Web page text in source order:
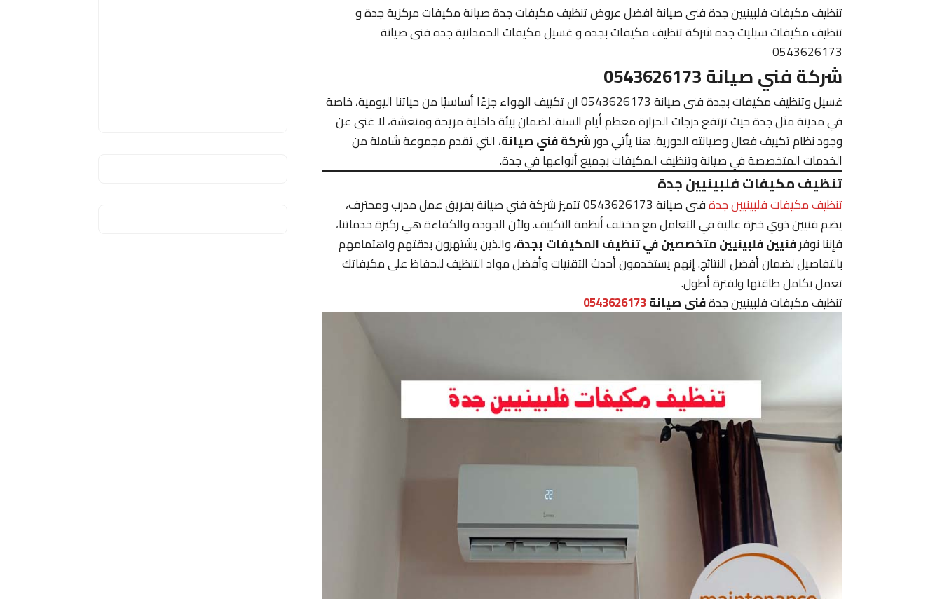
تنظيف مكيفات فلبينيين جدة فنى صيانة افضل عروض تنظيف مكيفات جدة صيانة مكيفات مركزية جدة و
تنظيف مكيفات سبليت جده شركة تنظيف مكيفات بجده و غسيل مكيفات الحمدانية جده فنى صيانة
0543626173
شركة فني صيانة 0543626173
غسيل وتنظيف مكيفات بجدة فنى صيانة 0543626173 ان تكييف الهواء جزءًا أساسيًا من حياتنا اليومية، خاصة
في مدينة مثل جدة حيث ترتفع درجات الحرارة معظم أيام السنة. لضمان بيئة داخلية مريحة ومنعشة، لا غنى عن
وجود نظام تكييف فعال وصيانته الدورية. هنا يأتي دورشركة فني صيانة، التي تقدم مجموعة شاملة من
الخدمات المتخصصة في صيانة وتنظيف المكيفات بجميع أنواعها في جدة.
تنظيف مكيفات فلبينيين جدة
تنظيف مكيفات فلبينيين جدة
فنى صيانة 0543626173 تتميز شركة فني صيانة بفريق عمل مدرب ومحترف،
يضم فنيين ذوي خبرة عالية في التعامل مع مختلف أنظمة التكييف. ولأن الجودة والكفاءة هي ركيزة خدماتنا،
فإننا نوفرفنيين فلبينيين متخصصين في تنظيف المكيفات بجدة، والذين يشتهرون بدقتهم واهتمامهم
بالتفاصيل لضمان أفضل النتائج. إنهم يستخدمون أحدث التقنيات وأفضل مواد التنظيف للحفاظ على مكيفاتك
تعمل بكامل طاقتها ولفترة أطول.
تنظيف مكيفات فلبينيين جدةفنى صيانة0543626173